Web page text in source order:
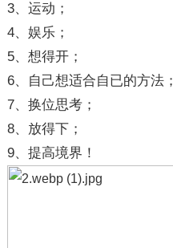
3、运动；
4、娱乐；
5、想得开；
6、自己想适合自已的方法；
7、换位思考；
8、放得下；
9、提高境界！